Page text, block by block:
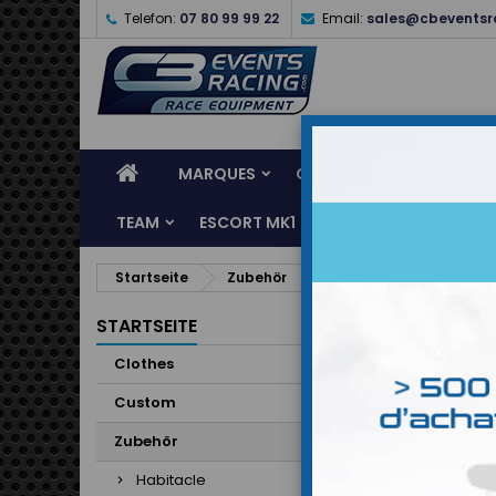
Telefon: 07 80 99 99 22 Email:
MARQUES CASQUES
TEAM ESCORT MK1
Startseite Zubehör
STARTSEITE
Clothes
Custom
Zubehör
Habitacle